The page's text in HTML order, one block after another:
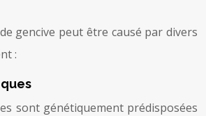
gencive peut être causé par divers
:
sont génétiquement prédisposées